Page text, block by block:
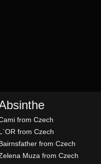
from Czech
from Czech
from Czech
Muza from Czech